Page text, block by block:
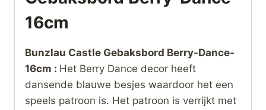
16cm
Bunzlau Castle Gebaksbord Berry-Dance-
16cm : Het Berry Dance decor heeft
dansende blauwe besjes waardoor het een
speels patroon is. Het patroon is verrijkt met